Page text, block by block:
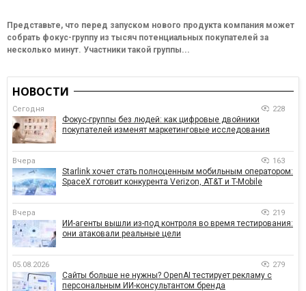
Представьте, что перед запуском нового продукта компания может
собрать фокус-группу из тысяч потенциальных покупателей за
несколько минут. Участники такой группы...
НОВОСТИ
Сегодня 228
Фокус-группы без людей: как цифровые двойники
покупателей изменят маркетинговые исследования
Вчера 163
Starlink хочет стать полноценным мобильным оператором:
SpaceX готовит конкурента Verizon, AT&T и T-Mobile
Вчера 219
ИИ-агенты вышли из-под контроля во время тестирования:
они атаковали реальные цели
05.08.2026 279
Сайты больше не нужны? OpenAI тестирует рекламу с
персональным ИИ-консультантом бренда